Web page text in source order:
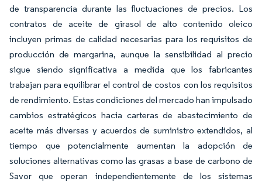
de transparencia durante las fluctuaciones de precios. Los
contratos de aceite de girasol de alto contenido oleico
incluyen primas de calidad necesarias para los requisitos de
producción de margarina, aunque la sensibilidad al precio
sigue siendo significativa a medida que los fabricantes
trabajan para equilibrar el control de costos con los requisitos
de rendimiento. Estas condiciones del mercado han impulsado
cambios estratégicos hacia carteras de abastecimiento de
aceite más diversas y acuerdos de suministro extendidos, al
tiempo que potencialmente aumentan la adopción de
soluciones alternativas como las grasas a base de carbono de
Savor que operan independientemente de los sistemas